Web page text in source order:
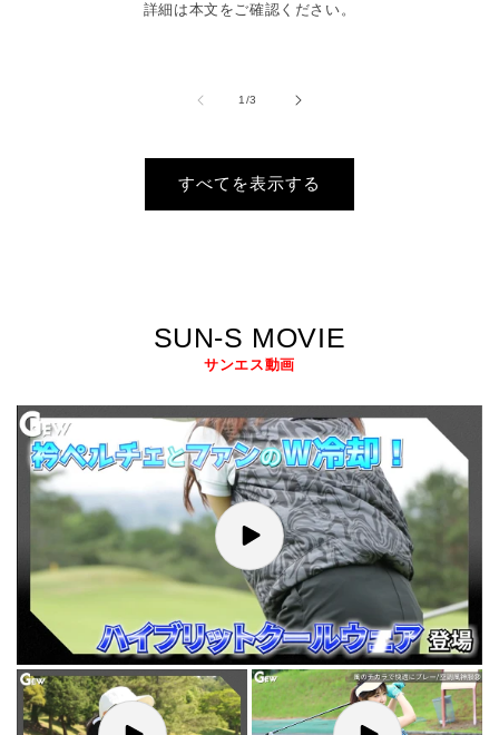
詳細は本文をご確認ください。
1/
の3
すべてを表示する
SUN-S MOVIE
サンエス動画